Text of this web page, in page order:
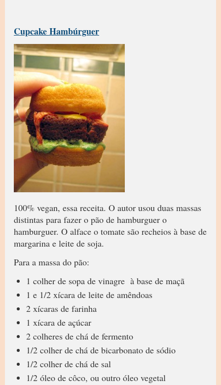
Cupcake Hambúrguer
100% vegan, essa receita. O autor usou duas massas
distintas para fazer o pão de hamburguer o
hamburguer. O alface o tomate são recheios à base de
margarina e leite de soja.
Para a massa do pão:
1 colher de sopa de vinagre à base de maçã
1 e 1/2 xícara de leite de amêndoas
2 xícaras de farinha
1 xícara de açúcar
2 colheres de chá de fermento
1/2 colher de chá de bicarbonato de sódio
1/2 colher de chá de sal
1/2 óleo de côco, ou outro óleo vegetal